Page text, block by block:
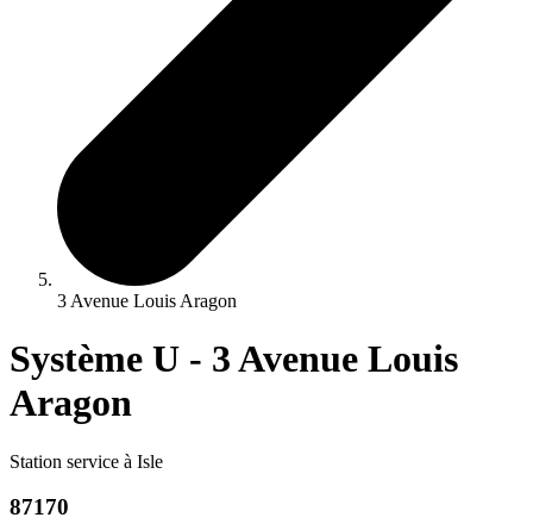
3 Avenue Louis Aragon
Système U - 3 Avenue Louis
Aragon
Station service à Isle
87170